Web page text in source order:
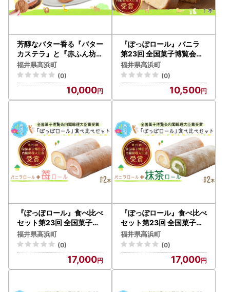
芳醇なバター香る『バター
カステラ』と『赤ふん坊や
サブレ』
福井県高浜町
(0)
10,000
『ぽっぽロール』バニラ
第23回 全国菓子博覧会内
閣総理大臣賞受賞 ※発送
前に受取日の確認電話をい
たします
福井県高浜町
(0)
10,500
『ぽっぽロール』食べ比べ
セット第23回 全国菓子博
覧会内閣総理大臣賞受賞【
バニラ ＆ いちご】 ※発送
前に受取日の確認電話をい
福井県高浜町
(0)
17,000
『ぽっぽロール』食べ比べ
セット第23回 全国菓子博
覧会内閣総理大臣賞受賞【
バニラ ＆ 抹茶】 ※発送前
に受取日の確認電話をいた
福井県高浜町
(0)
17,000